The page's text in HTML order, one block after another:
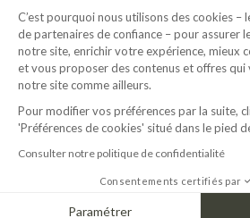
C’est pourquoi nous utilisons des cookies –
de partenaires de confiance – pour assurer
notre site, enrichir votre expérience, mieux
et vous proposer des contenus et offres
notre site comme ailleurs.
Pour modifier vos préférences par la suite,
'Préférences de cookies' situé dans le pied
Consulter notre politique de confidentialité
Consentements certifiés par
Paramétrer